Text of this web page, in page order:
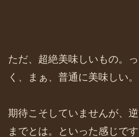
ただ、超絶美味しいもの。
く、まぁ、普通に美味しい
期待こそしていませんが、
までとは。といった感じです